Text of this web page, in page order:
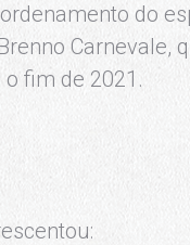
do
Carnevale,
fim de 2021.